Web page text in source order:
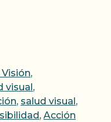
Visión,
visual,
, salud visual,
, Acción